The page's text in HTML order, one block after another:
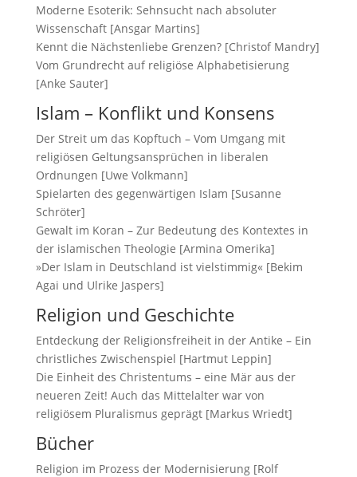
Moderne Esoterik: Sehnsucht nach absoluter
Wissenschaft [Ansgar Martins]
Kennt die Nächstenliebe Grenzen? [Christof Mandry]
Vom Grundrecht auf religiöse Alphabetisierung
[Anke Sauter]
Islam – Konflikt und Konsens
Der Streit um das Kopftuch – Vom Umgang mit
religiösen Geltungsansprüchen in liberalen
Ordnungen [Uwe Volkmann]
Spielarten des gegenwärtigen Islam [Susanne
Schröter]
Gewalt im Koran – Zur Bedeutung des Kontextes in
der islamischen Theologie [Armina Omerika]
»Der Islam in Deutschland ist vielstimmig« [Bekim
Agai und Ulrike Jaspers]
Religion und Geschichte
Entdeckung der Religionsfreiheit in der Antike – Ein
christliches Zwischenspiel [Hartmut Leppin]
Die Einheit des Christentums – eine Mär aus der
neueren Zeit! Auch das Mittelalter war von
religiösem Pluralismus geprägt [Markus Wriedt]
Bücher
Religion im Prozess der Modernisierung [Rolf